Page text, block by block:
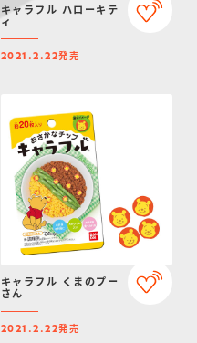
キャラフル ハローキテ
ィ
2021.2.22発売
キャラフル くまのプー
さん
2021.2.22発売